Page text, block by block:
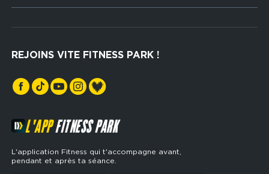
Musculation
Hyrox Zone
Cross Training
REJOINS VITE FITNESS PARK !
L'APPFITNESS PARK
L'application Fitness qui t'accompagne avant,
pendant et après ta séance.